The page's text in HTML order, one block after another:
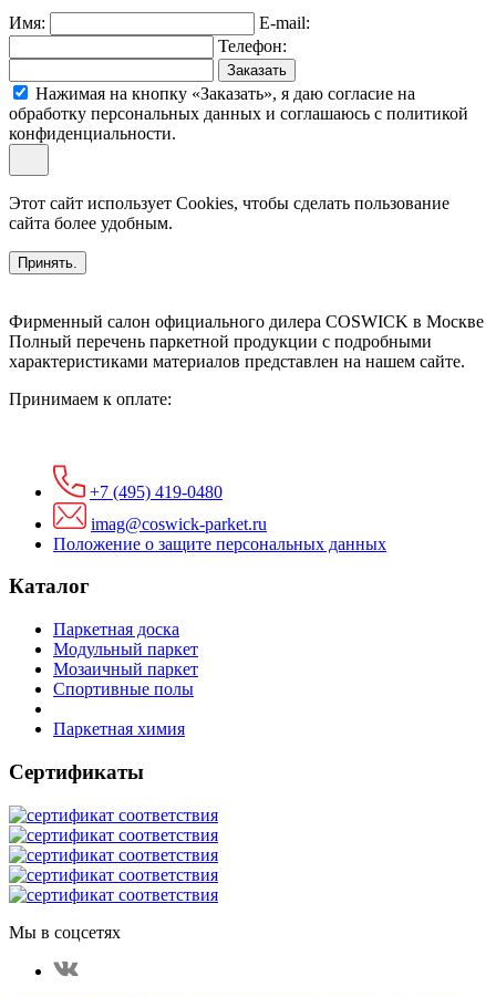
Имя:
E-mail:
Телефон:
Заказать
Нажимая на кнопку «Заказать», я даю согласие на
обработку персональных данных и соглашаюсь c политикой
конфиденциальности.
Этот сайт использует Cookies, чтобы сделать пользование
сайта более удобным.
Принять.
Фирменный салон официального дилера COSWICK в Москве
Полный перечень паркетной продукции с подробными
характеристиками материалов представлен на нашем сайте.
Принимаем к оплате:
+7 (495) 419-0480
imag@coswick-parket.ru
Положение о защите персональных данных
Каталог
Паркетная доска
Модульный паркет
Мозаичный паркет
Спортивные полы
Паркетная химия
Сертификаты
Мы в соцсетях